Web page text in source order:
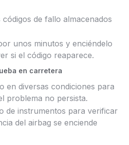
de fallo almacenados
unos minutos y enciéndelo
si el código reaparece.
en carretera
en diversas condiciones para
problema no persista.
de instrumentos para verificar
del airbag se enciende